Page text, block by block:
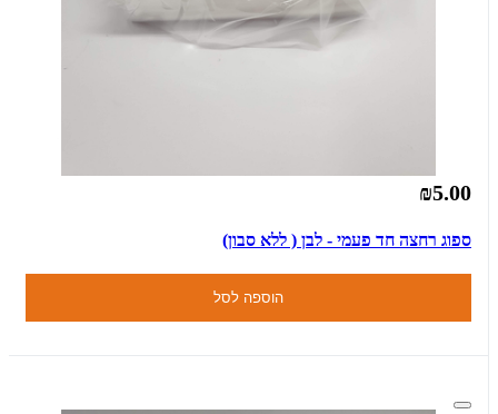
₪5.00
ספוג רחצה חד פעמי - לבן ( ללא סבון)
הוספה לסל